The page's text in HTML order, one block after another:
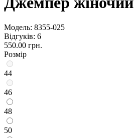
Модель: 8355-025
Відгуків: 6
550.00 грн.
Розмір
44
46
48
50